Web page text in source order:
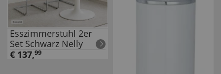
Esszimmerstuhl 2er
Set Schwarz Nelly
€ 137,99